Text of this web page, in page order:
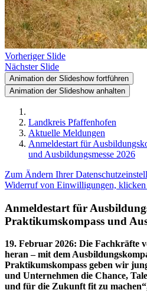
Vorheriger Slide
Nächster Slide
Animation der Slideshow fortführen
Animation der Slideshow anhalten
Landkreis Pfaffenhofen
Aktuelle Meldungen
Anmeldestart für
und Ausbildungsmesse 2026
Zum Ändern Ihrer
Widerruf von Einwilligungen, klicken
Anmeldestart für
Praktikumskompass und
19. Februar 2026: Die Fachkräfte
heran – mit dem
Praktikumskompass geben wir
und Unternehmen die Chance,
und für die Zukunft fit zu